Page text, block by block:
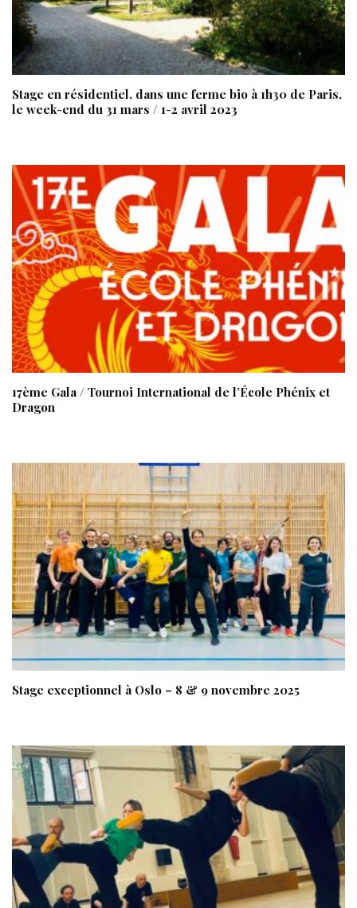
Stage en résidentiel, dans une ferme bio à 1h30 de Paris,
le week-end du 31 mars / 1-2 avril 2023
17ème Gala / Tournoi International de l’École Phénix et
Dragon
Stage exceptionnel à Oslo – 8 & 9 novembre 2025